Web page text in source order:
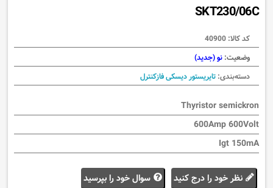
SKT230/06C
کد کالا: 40900
وضعیت: نو (جدید)
دسته‌بندی: تایریستور دیسکی فازکنترل
Thyristor semickron
600Amp 600Volt
Igt 150mA
نظر خود را درج کنید سوال خود را بپرسید